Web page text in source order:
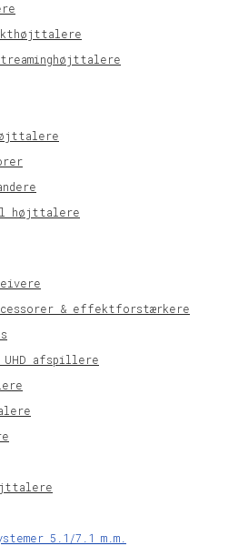
højttalere
& effektforstærkere
UHD afspillere
5.1/7.1 m.m.